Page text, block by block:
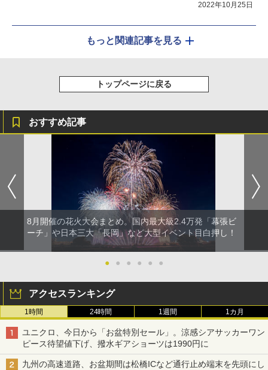
2022年10月25日
もっと関連記事を見る
トップページに戻る
おすすめ記事
8月開催の花火大会まとめ。国内最大級2.4万発「幕張ビ
ーチ」や日本三大「長岡」など大型イベント目白押し！
● ● ● ● ● ●
アクセスランキング
1時間 24時間 1週間 1カ月
ユニクロ、今日から「お盆特別セール」。涼感シアサッカーワン
ピース待望値下げ、撥水ギアショーツは1990円に
九州の高速道路、お盆期間は松橋ICなど通行止め端末を先頭にし